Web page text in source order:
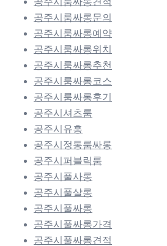
공주시룸싸롱문의
공주시룸싸롱예약
공주시룸싸롱위치
공주시룸싸롱추천
공주시룸싸롱코스
공주시룸싸롱후기
공주시셔츠룸
공주시유흥
공주시정통룸싸롱
공주시퍼블릭룸
공주시풀사롱
공주시풀살롱
공주시풀싸롱
공주시풀싸롱가격
공주시풀싸롱견적